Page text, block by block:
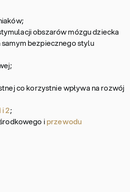
obszarów mózgu dziecka
bezpiecznego stylu
co korzystnie wpływa na rozwój
2;
iprzewodu